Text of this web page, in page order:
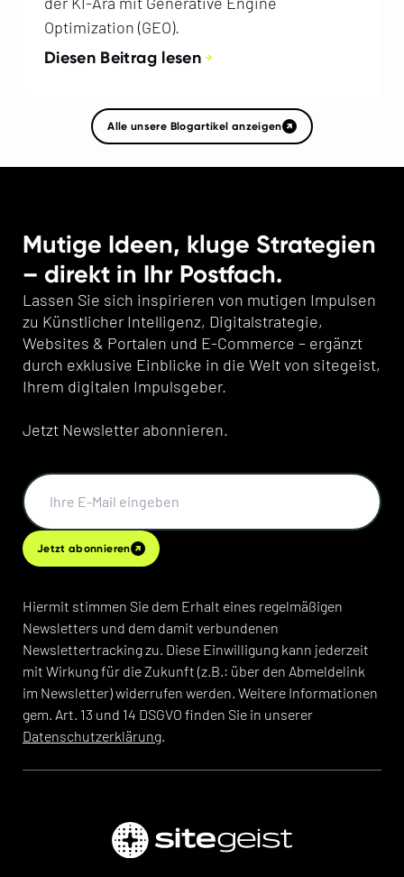
Optimization (GEO).
Diesen Beitrag lesen
Alle unsere Blogartikel anzeigen
Mutige Ideen, kluge Strategien
– direkt in Ihr Postfach.
Lassen Sie sich inspirieren von mutigen Impulsen
zu Künstlicher Intelligenz, Digitalstrategie,
Websites & Portalen und E-Commerce – ergänzt
durch exklusive Einblicke in die Welt von sitegeist,
Ihrem digitalen Impulsgeber.
Jetzt Newsletter abonnieren.
Jetzt abonnieren
Hiermit stimmen Sie dem Erhalt eines regelmäßigen
Newsletters und dem damit verbundenen
Newslettertracking zu. Diese Einwilligung kann jederzeit
mit Wirkung für die Zukunft (z.B.: über den Abmeldelink
im Newsletter) widerrufen werden. Weitere Informationen
gem. Art. 13 und 14 DSGVO finden Sie in unserer
Datenschutzerklärung.